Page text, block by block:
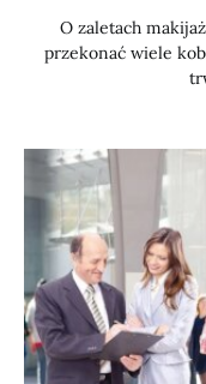
O zaletach
przekonać wiele